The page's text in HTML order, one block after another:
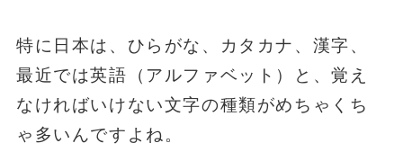
特に日本は、ひらがな、カタカナ、漢字、
最近では英語（アルファベット）と、覚え
なければいけない文字の種類がめちゃくち
ゃ多いんですよね。